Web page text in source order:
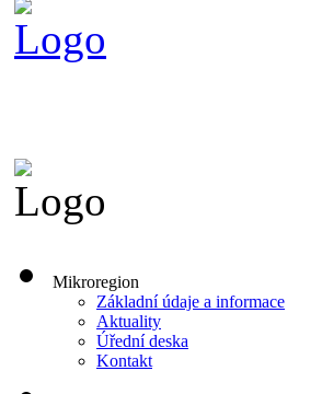
Mikroregion
Základní údaje a informace
Aktuality
Úřední deska
Kontakt